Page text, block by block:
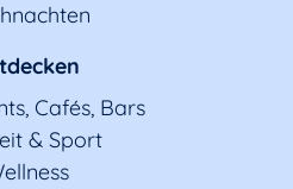
Cafés, Bars
& Sport